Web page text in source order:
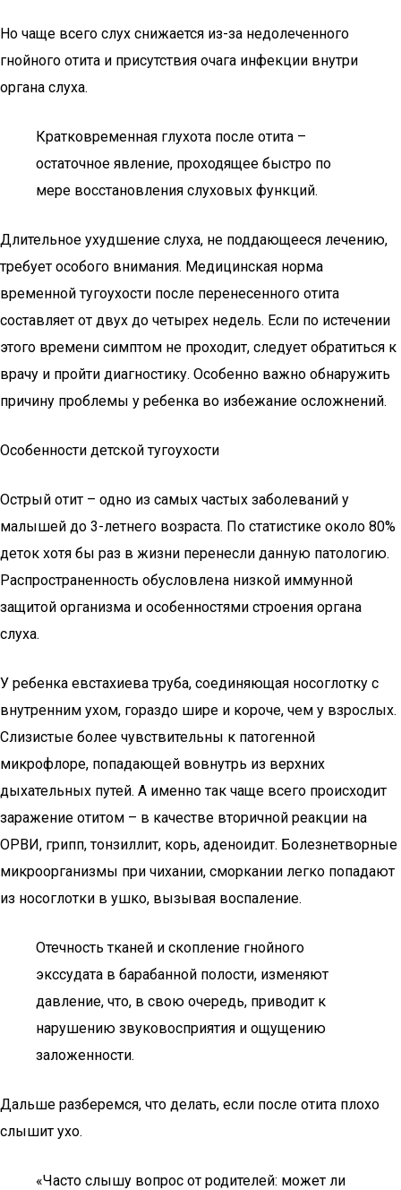
Но чаще всего слух снижается из-за недолеченного
гнойного отита и присутствия очага инфекции внутри
органа слуха.
Кратковременная глухота после отита –
остаточное явление, проходящее быстро по
мере восстановления слуховых функций.
Длительное ухудшение слуха, не поддающееся лечению,
требует особого внимания. Медицинская норма
временной тугоухости после перенесенного отита
составляет от двух до четырех недель. Если по истечении
этого времени симптом не проходит, следует обратиться к
врачу и пройти диагностику. Особенно важно обнаружить
причину проблемы у ребенка во избежание осложнений.
Особенности детской тугоухости
Острый отит – одно из самых частых заболеваний у
малышей до 3-летнего возраста. По статистике около 80%
деток хотя бы раз в жизни перенесли данную патологию.
Распространенность обусловлена низкой иммунной
защитой организма и особенностями строения органа
слуха.
У ребенка евстахиева труба, соединяющая носоглотку с
внутренним ухом, гораздо шире и короче, чем у взрослых.
Слизистые более чувствительны к патогенной
микрофлоре, попадающей вовнутрь из верхних
дыхательных путей. А именно так чаще всего происходит
заражение отитом – в качестве вторичной реакции на
ОРВИ, грипп, тонзиллит, корь, аденоидит. Болезнетворные
микроорганизмы при чихании, сморкании легко попадают
из носоглотки в ушко, вызывая воспаление.
Отечность тканей и скопление гнойного
экссудата в барабанной полости, изменяют
давление, что, в свою очередь, приводит к
нарушению звуковосприятия и ощущению
заложенности.
Дальше разберемся, что делать, если после отита плохо
слышит ухо.
«Часто слышу вопрос от родителей: может ли